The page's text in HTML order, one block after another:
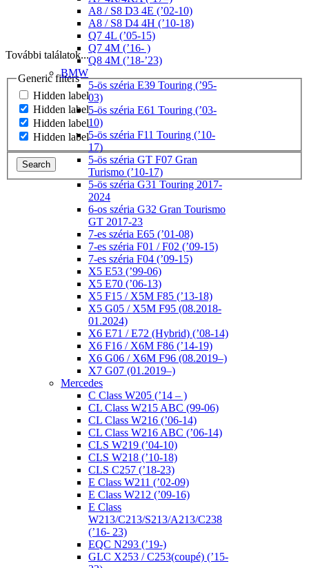
További találatok...
Generic filters
Hidden label
Hidden label
Hidden label
Hidden label
Search
A8 / S8 D3 4E (’02-10)
A8 / S8 D4 4H (’10-18)
Q7 4L (’05-15)
Q7 4M (’16- )
Q8 4M (’18-’23)
BMW
5-ös széria E39 Touring (’95-
03)
5-ös széria E61 Touring (’03-
10)
5-ös széria F11 Touring (’10-
17)
5-ös széria GT F07 Gran
Turismo (’10-17)
5-ös széria G31 Touring 2017-
2024
6-os széria G32 Gran Tourismo
GT 2017-23
7-es széria E65 (’01-08)
7-es széria F01 / F02 (’09-15)
7-es széria F04 (’09-15)
X5 E53 (’99-06)
X5 E70 (’06-13)
X5 F15 / X5M F85 (’13-18)
X5 G05 / X5M F95 (08.2018-
01.2024)
X6 E71 / E72 (Hybrid) (’08-14)
X6 F16 / X6M F86 (’14-19)
X6 G06 / X6M F96 (08.2019–)
X7 G07 (01.2019–)
Mercedes
C Class W205 (’14 – )
CL Class W215 ABC (99-06)
CL Class W216 (’06-14)
CL Class W216 ABC (’06-14)
CLS W219 (’04-10)
CLS W218 (’10-18)
CLS C257 (’18-23)
E Class W211 (’02-09)
E Class W212 (’09-16)
E Class
W213/C213/S213/A213/C238
(’16- 23)
EQC N293 (’19-)
GLC X253 / C253(coupé) (’15-